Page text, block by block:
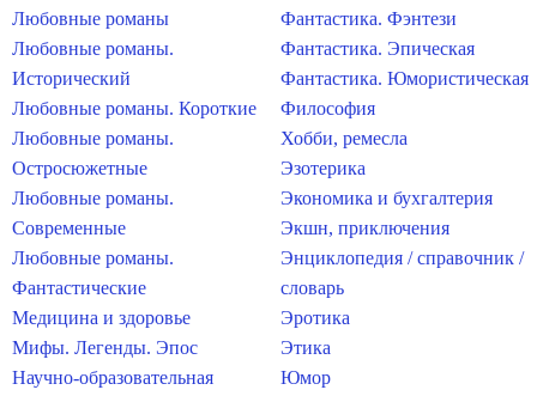
Любовные романы
Любовные романы.
Исторический
Любовные романы. Короткие
Любовные романы.
Остросюжетные
Любовные романы.
Современные
Любовные романы.
Фантастические
Медицина и здоровье
Мифы. Легенды. Эпос
Научно-образовательная
Фантастика. Фэнтези
Фантастика. Эпическая
Фантастика. Юмористическая
Философия
Хобби, ремесла
Эзотерика
Экономика и бухгалтерия
Экшн, приключения
Энциклопедия / справочник /
словарь
Эротика
Этика
Юмор